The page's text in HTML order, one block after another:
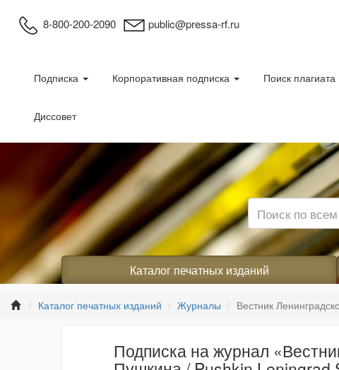
8-800-200-2090 public@pressa-rf.ru
Подписка Корпоративная подписка Поиск плагиата
Диссовет
Каталог печатных изданий
Каталог печатных изданий Журналы Вестник
Подписка на журнал